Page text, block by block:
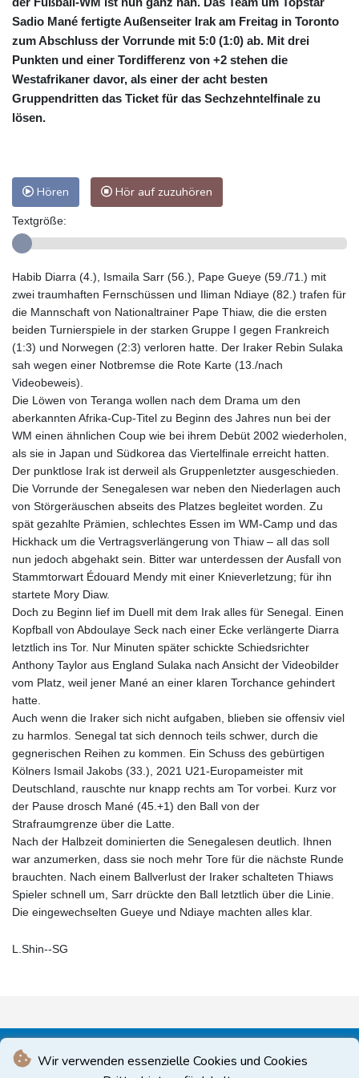
Wir verwenden essenzielle Cookies und Cookies
Sadio Mané fertigte Außenseiter Irak am Freitag in Toronto
zum Abschluss der Vorrunde mit 5:0 (1:0) ab. Mit drei
Punkten und einer Tordifferenz von +2 stehen die
Westafrikaner davor, als einer der acht besten
Gruppendritten das Ticket für das Sechzehntelfinale zu
lösen.
Hören Hör auf zuzuhören
Textgröße:
Habib Diarra (4.), Ismaila Sarr (56.), Pape Gueye (59./71.) mit
zwei traumhaften Fernschüssen und Iliman Ndiaye (82.) trafen für
die Mannschaft von Nationaltrainer Pape Thiaw, die die ersten
beiden Turnierspiele in der starken Gruppe I gegen Frankreich
(1:3) und Norwegen (2:3) verloren hatte. Der Iraker Rebin Sulaka
sah wegen einer Notbremse die Rote Karte (13./nach
Videobeweis).
Die Löwen von Teranga wollen nach dem Drama um den
aberkannten Afrika-Cup-Titel zu Beginn des Jahres nun bei der
WM einen ähnlichen Coup wie bei ihrem Debüt 2002 wiederholen,
als sie in Japan und Südkorea das Viertelfinale erreicht hatten.
Der punktlose Irak ist derweil als Gruppenletzter ausgeschieden.
Die Vorrunde der Senegalesen war neben den Niederlagen auch
von Störgeräuschen abseits des Platzes begleitet worden. Zu
spät gezahlte Prämien, schlechtes Essen im WM-Camp und das
Hickhack um die Vertragsverlängerung von Thiaw – all das soll
nun jedoch abgehakt sein. Bitter war unterdessen der Ausfall von
Stammtorwart Édouard Mendy mit einer Knieverletzung; für ihn
startete Mory Diaw.
Doch zu Beginn lief im Duell mit dem Irak alles für Senegal. Einen
Kopfball von Abdoulaye Seck nach einer Ecke verlängerte Diarra
letztlich ins Tor. Nur Minuten später schickte Schiedsrichter
Anthony Taylor aus England Sulaka nach Ansicht der Videobilder
vom Platz, weil jener Mané an einer klaren Torchance gehindert
hatte.
Auch wenn die Iraker sich nicht aufgaben, blieben sie offensiv viel
zu harmlos. Senegal tat sich dennoch teils schwer, durch die
gegnerischen Reihen zu kommen. Ein Schuss des gebürtigen
Kölners Ismail Jakobs (33.), 2021 U21-Europameister mit
Deutschland, rauschte nur knapp rechts am Tor vorbei. Kurz vor
der Pause drosch Mané (45.+1) den Ball von der
Strafraumgrenze über die Latte.
Nach der Halbzeit dominierten die Senegalesen deutlich. Ihnen
war anzumerken, dass sie noch mehr Tore für die nächste Runde
brauchten. Nach einem Ballverlust der Iraker schalteten Thiaws
Spieler schnell um, Sarr drückte den Ball letztlich über die Linie.
Die eingewechselten Gueye und Ndiaye machten alles klar.
L.Shin--SG